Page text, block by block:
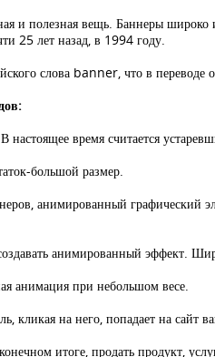
и полезная вещь. Баннеры
25 лет назад, в 1994 году.
слова banner, что в переводе
настоящее время считается
большой размер.
анимированный графический
анимированный эффект.
анимация при небольшом весе.
кликая на него, попадает на сайт
итоге, продать продукт,